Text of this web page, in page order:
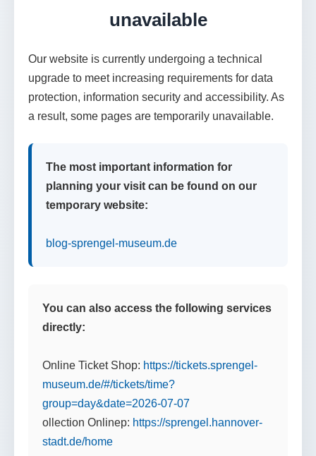
unavailable
Our website is currently undergoing a technical
upgrade to meet increasing requirements for data
protection, information security and accessibility. As
a result, some pages are temporarily unavailable.
The most important information for
planning your visit can be found on our
temporary website:
blog-sprengel-museum.de
You can also access the following services
directly:
Online Ticket Shop: https://tickets.sprengel-
museum.de/#/tickets/time?
group=day&date=2026-07-07
ollection Onlinep: https://sprengel.hannover-
stadt.de/home